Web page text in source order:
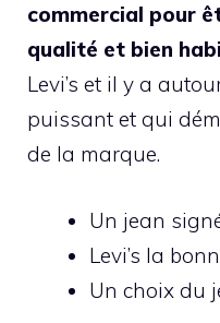
commercial pour
qualité et bien
Levi’s et il y a
puissant et qui
de la marque.
Un jean
Levi’s la
Un choix du